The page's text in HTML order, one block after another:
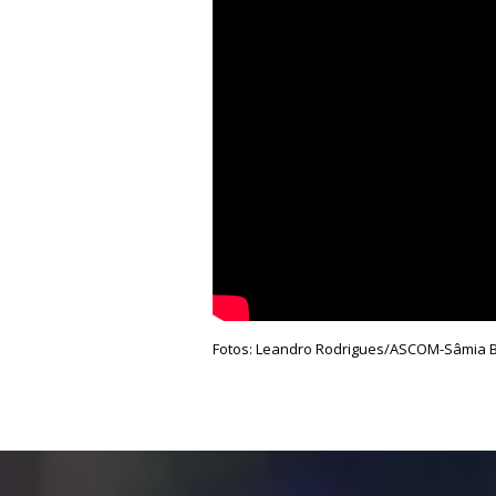
Fotos: Leandro Rodrigues/ASCOM-Sâmia